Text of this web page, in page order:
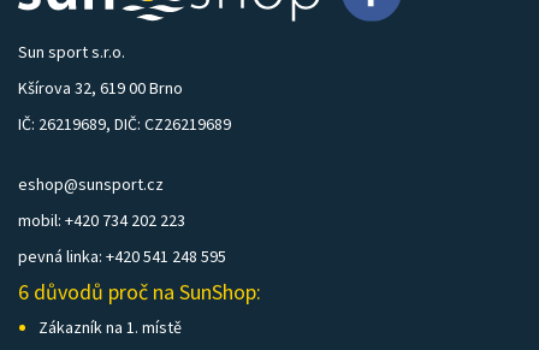
Sun sport s.r.o.
Kšírova 32, 619 00 Brno
IČ: 26219689, DIČ: CZ26219689
eshop@sunsport.cz
mobil: +420 734 202 223
pevná linka: +420 541 248 595
6 důvodů proč na SunShop:
Zákazník na 1. místě